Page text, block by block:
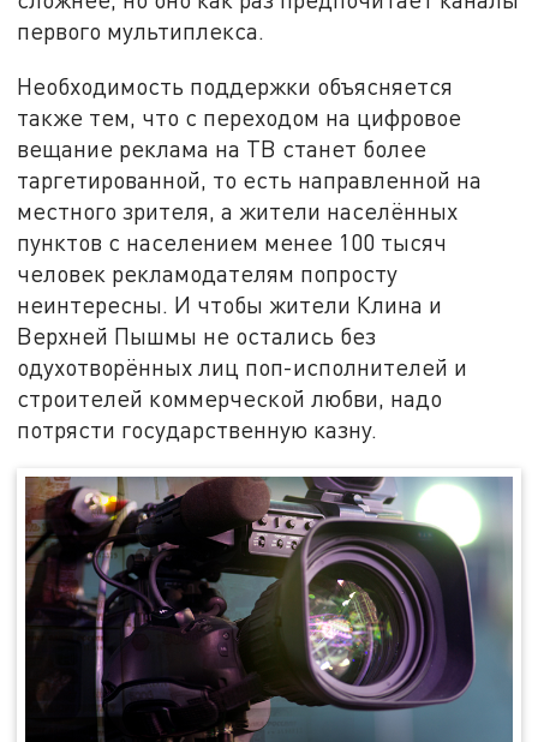
первого мультиплекса.
Необходимость поддержки объясняется
также тем, что с переходом на цифровое
вещание реклама на ТВ станет более
таргетированной, то есть направленной на
местного зрителя, а жители населённых
пунктов с населением менее 100 тысяч
человек рекламодателям попросту
неинтересны. И чтобы жители Клина и
Верхней Пышмы не остались без
одухотворённых лиц поп-исполнителей и
строителей коммерческой любви, надо
потрясти государственную казну.